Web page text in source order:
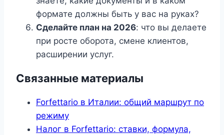
формате должны быть у вас на руках?
Сделайте план на 2026: что вы делаете
при росте оборота, смене клиентов,
расширении услуг.
Связанные материалы
Forfettario в Италии: общий маршрут по
режиму
Налог в Forfettario: ставки, формула,